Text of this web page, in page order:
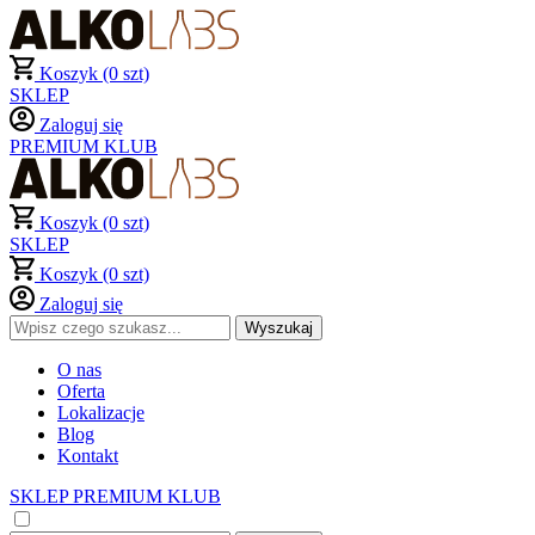
Koszyk (0 szt)
SKLEP
Zaloguj się
PREMIUM KLUB
Koszyk (0 szt)
SKLEP
Koszyk (0 szt)
Zaloguj się
O nas
Oferta
Lokalizacje
Blog
Kontakt
SKLEPPREMIUM KLUB